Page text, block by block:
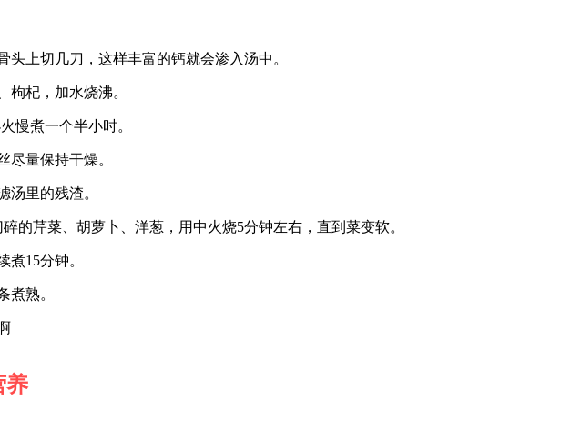
上切几刀，这样丰富的钙就会渗入汤中。
枸杞，加水烧沸。
慢煮一个半小时。
尽量保持干燥。
汤里的残渣。
的芹菜、胡萝卜、洋葱，用中火烧5分钟左右，直到菜变软。
煮15分钟。
煮熟。
养